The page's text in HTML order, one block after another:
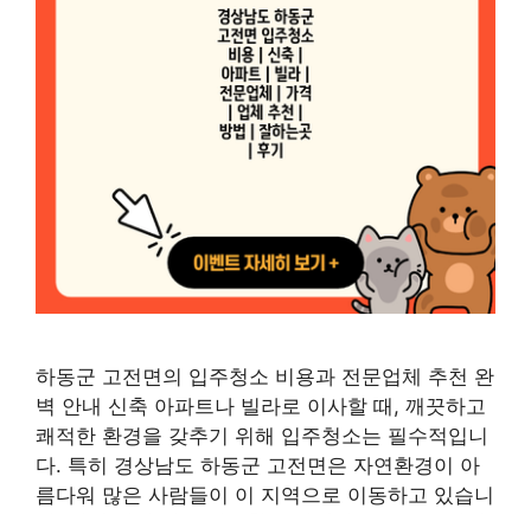
하동군 고전면의 입주청소 비용과 전문업체 추천 완
벽 안내 신축 아파트나 빌라로 이사할 때, 깨끗하고
쾌적한 환경을 갖추기 위해 입주청소는 필수적입니
다. 특히 경상남도 하동군 고전면은 자연환경이 아
름다워 많은 사람들이 이 지역으로 이동하고 있습니